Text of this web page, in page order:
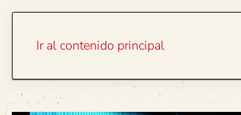
Ir al contenido principal